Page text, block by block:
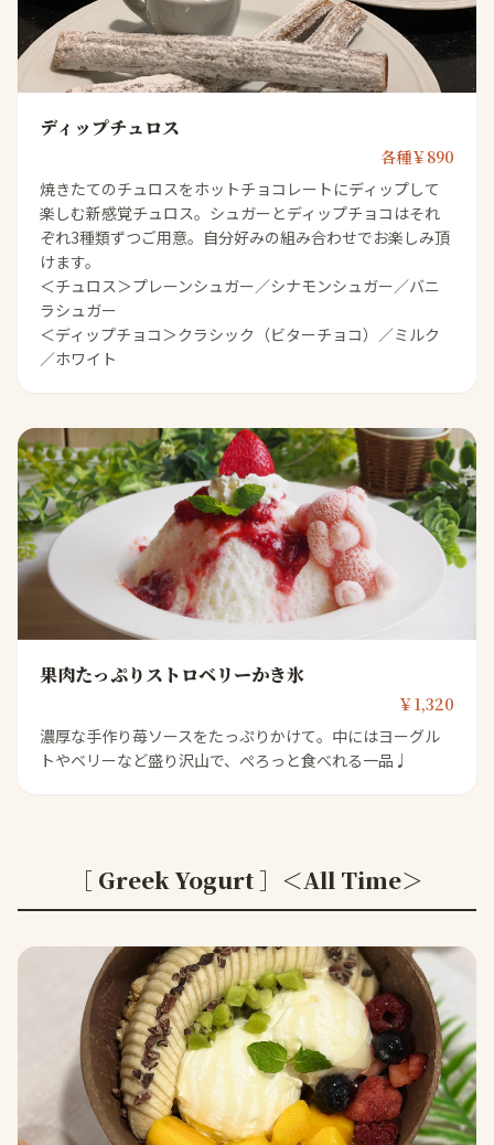
ディップチュロス
各種￥890
焼きたてのチュロスをホットチョコレートにディップして
楽しむ新感覚チュロス。シュガーとディップチョコはそれ
ぞれ3種類ずつご用意。自分好みの組み合わせでお楽しみ頂
けます。
＜チュロス＞プレーンシュガー／シナモンシュガー／バニ
ラシュガー
＜ディップチョコ＞クラシック（ビターチョコ）／ミルク
／ホワイト
果肉たっぷりストロベリーかき氷
￥1,320
濃厚な手作り苺ソースをたっぷりかけて。中にはヨーグル
トやベリーなど盛り沢山で、ぺろっと食べれる一品♩
［ Greek Yogurt ］＜All Time＞